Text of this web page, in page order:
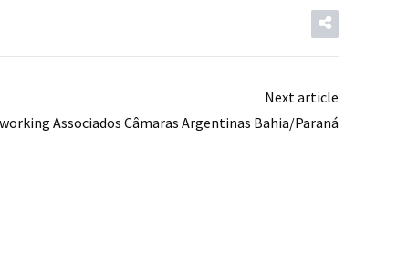
Next article
Associados Câmaras Argentinas Bahia/Paraná